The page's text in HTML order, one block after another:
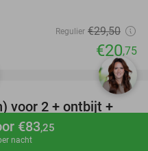
nu€83,25
nacht
Regulier €29,50
€20,75
32%
favorite_border
voor 2 + ontbijt +